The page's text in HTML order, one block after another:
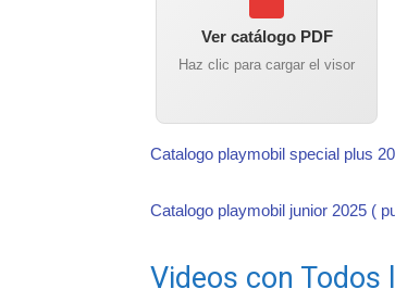
Ver catálogo PDF
Haz clic para cargar el visor
Catalogo playmobil special plus
Catalogo playmobil junior 2025 (
Videos con Todos